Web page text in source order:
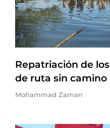
Repatriación de
de ruta sin camino
Mohammad Zaman